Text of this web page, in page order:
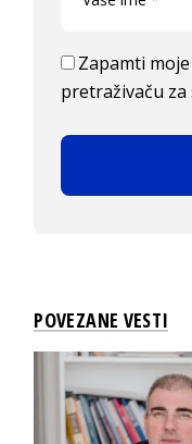
Zapamti
pretraživaču
POVEZANE VESTI